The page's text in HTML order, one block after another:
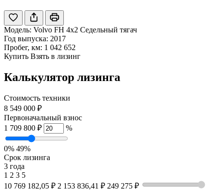
Модель: Volvo FH 4x2 Седельный тягач
Год выпуска: 2017
Пробег, км: 1 042 652
Купить Взять в лизинг
Калькулятор лизинга
Стоимость техники
8 549 000 ₽
Первоначальный взнос
1 709 800 ₽
%
0% 49%
Срок лизинга
3 года
1 2 3 5
10 769 182,05 ₽ 2 153 836,41 ₽ 249 275 ₽